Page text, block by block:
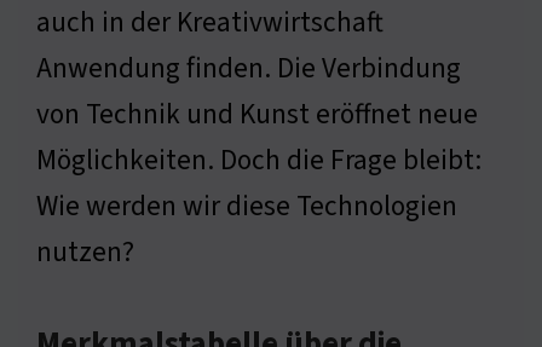
auch in der Kreativwirtschaft
Anwendung finden. Die Verbindung
von Technik und Kunst eröffnet neue
Möglichkeiten. Doch die Frage bleibt:
Wie werden wir diese Technologien
nutzen?